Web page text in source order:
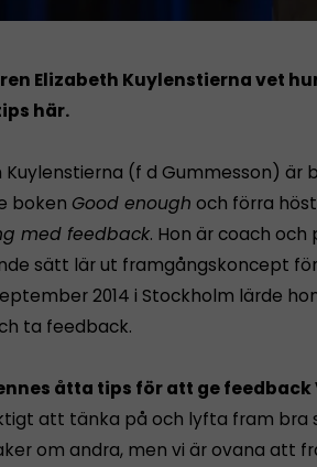
Elizabeth Kuylenstierna vet
här.
Kuylenstierna (f d Gummesson)
boken Good enough och förra
med feedback. Hon är coach
sätt lär ut framgångskoncept
2014 i Stockholm lärde
ta feedback.
åtta tips för att ge feedback
att tänka på och lyfta fram bra
om andra, men vi är ovana att